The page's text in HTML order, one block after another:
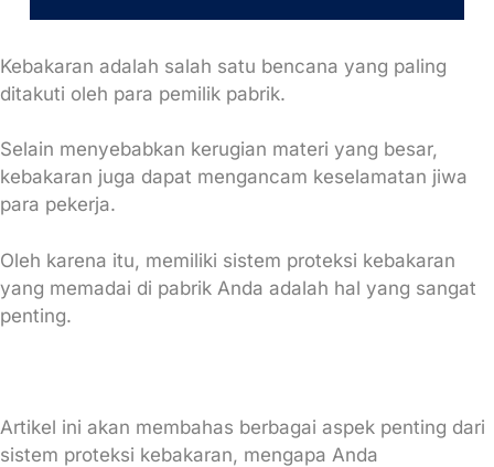
Kebakaran adalah salah satu bencana yang paling
ditakuti oleh para pemilik pabrik.
Selain menyebabkan kerugian materi yang besar,
kebakaran juga dapat mengancam keselamatan jiwa
para pekerja.
Oleh karena itu, memiliki sistem proteksi kebakaran
yang memadai di pabrik Anda adalah hal yang sangat
penting.
Artikel ini akan membahas berbagai aspek penting dari
sistem proteksi kebakaran, mengapa Anda